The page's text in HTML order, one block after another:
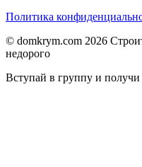
Политика
© domkrym.com 2026
недорого
Вступай в группу и получи